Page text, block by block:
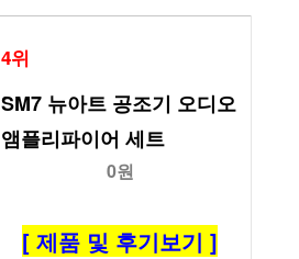
4위
SM7 뉴아트 공조기 오디오
앰플리파이어 세트
0원
[ 제품 및 후기보기 ]